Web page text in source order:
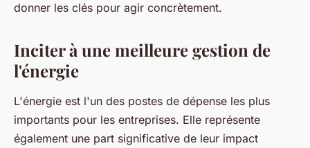
donner les clés pour agir concrètement.
Inciter à une meilleure gestion de
l'énergie
L'énergie est l'un des postes de dépense les plus
importants pour les entreprises. Elle représente
également une part significative de leur impact